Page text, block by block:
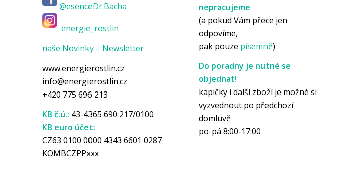
@esenceDr.Bacha
energie_rostlin
naše Novinky – Newsletter
www.energierostlin.cz
info@energierostlin.cz
+420 775 696 213
KB č.ú.: 43-4365 690 217/0100
KB euro účet:
CZ63 0100 0000 4343 6601 0287
KOMBCZPPxxx
nepracujeme
(a pokud Vám přece jen
odpovíme,
pak pouze písemně)
Do poradny je nutné se
objednat!
kapičky i další zboží je možné si
vyzvednout po předchozí
domluvě
po-pá 8:00-17:00